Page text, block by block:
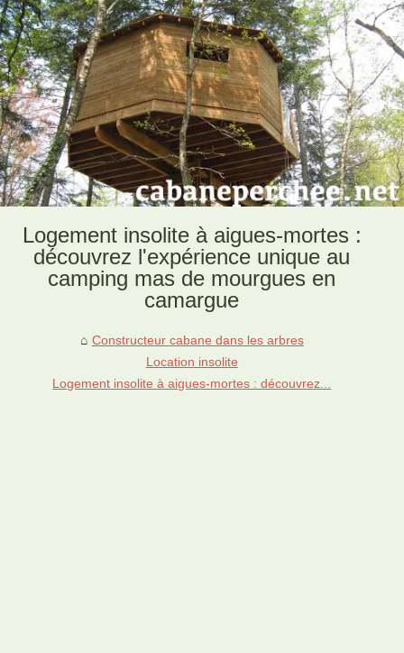
Logement insolite à aigues-mortes :
découvrez l'expérience unique au
camping mas de mourgues en
camargue
Constructeur cabane dans les arbres
Location insolite
Logement insolite à aigues-mortes : découvrez...